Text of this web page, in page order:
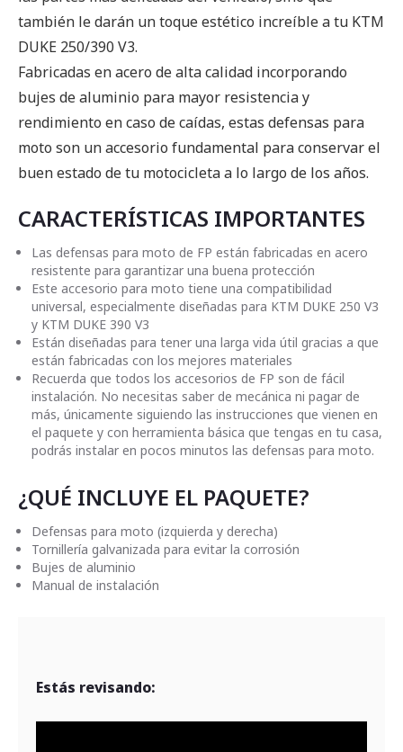
también le darán un toque estético increíble a tu KTM
DUKE 250/390 V3.
Fabricadas en acero de alta calidad incorporando
bujes de aluminio para mayor resistencia y
rendimiento en caso de caídas, estas defensas para
moto son un accesorio fundamental para conservar el
buen estado de tu motocicleta a lo largo de los años.
CARACTERÍSTICAS IMPORTANTES
Las defensas para moto de FP están fabricadas en acero
resistente para garantizar una buena protección
Este accesorio para moto tiene una compatibilidad
universal, especialmente diseñadas para KTM DUKE 250 V3
y KTM DUKE 390 V3
Están diseñadas para tener una larga vida útil gracias a que
están fabricadas con los mejores materiales
Recuerda que todos los accesorios de FP son de fácil
instalación. No necesitas saber de mecánica ni pagar de
más, únicamente siguiendo las instrucciones que vienen en
el paquete y con herramienta básica que tengas en tu casa,
podrás instalar en pocos minutos las defensas para moto.
¿QUÉ INCLUYE EL PAQUETE?
Defensas para moto (izquierda y derecha)
Tornillería galvanizada para evitar la corrosión
Bujes de aluminio
Manual de instalación
Estás revisando: